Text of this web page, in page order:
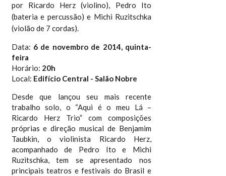
por Ricardo Herz (violino), Pedro Ito
(bateria e percussão) e Michi Ruzitschka
(violão de 7 cordas).
Data: 6 de novembro de 2014, quinta-
feira
Horário: 20h
Local: Edifício Central - Salão Nobre
Desde que lançou seu mais recente
trabalho solo, o “Aqui é o meu Lá –
Ricardo Herz Trio” com composições
próprias e direção musical de Benjamim
Taubkin, o violinista Ricardo Herz,
acompanhado de Pedro Ito e Michi
Ruzitschka, tem se apresentado nos
principais teatros e festivais do Brasil e